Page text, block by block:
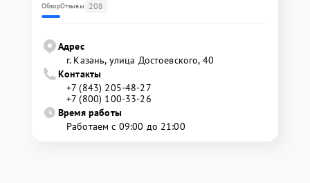
ОбзорОтзывы 208
Адрес
г. Казань, улица Достоевского, 40
Контакты
+7 (843) 205-48-27
+7 (800) 100-33-26
Время работы
Работаем с 09:00 до 21:00